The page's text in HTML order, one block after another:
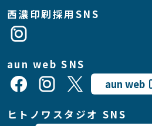
西濃印刷採用SNS
aun web SNS
aun web
ヒトノワスタジオ SNS